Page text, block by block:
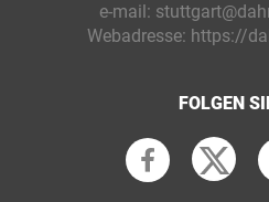
e-mail:
Webadresse: https://
FOLGEN